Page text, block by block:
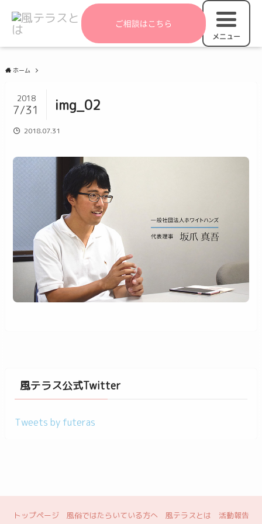
ホーム
img_02
2018
7/31
2018.07.31
風テラス公式Twitter
Tweets by futeras
トップページ 風俗ではたらいている方へ 風テラスとは 活動報告